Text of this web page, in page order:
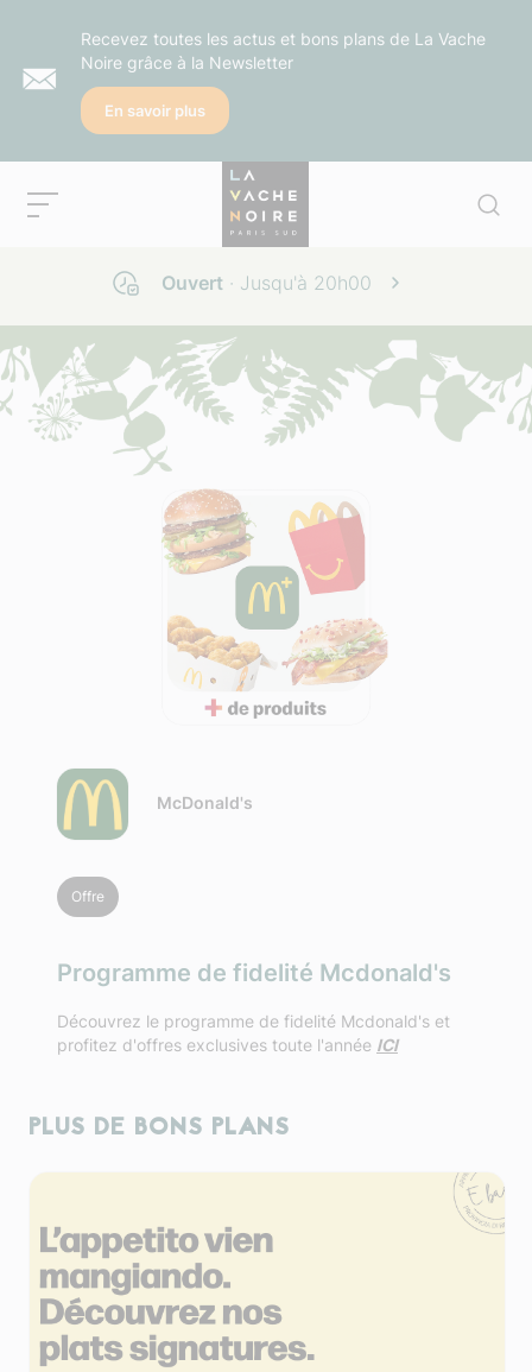
Recevez toutes les actus et bons plans de La Vache
Noire grâce à la Newsletter
En savoir plus
Ouvert· Jusqu'à 20h00
McDonald's
Offre
Programme de fidelité Mcdonald's
Découvrez le programme de fidelité Mcdonald's et
profitez d'offres exclusives toute l'année ICI
PLUS DE BONS PLANS